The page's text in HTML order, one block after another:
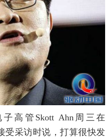
高管Skott Ahn周三在
受采访时说，打算很快发